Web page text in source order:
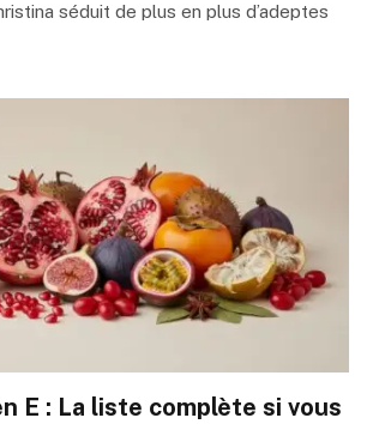
séduit de plus en plus d’adeptes
E : La liste complète si vous